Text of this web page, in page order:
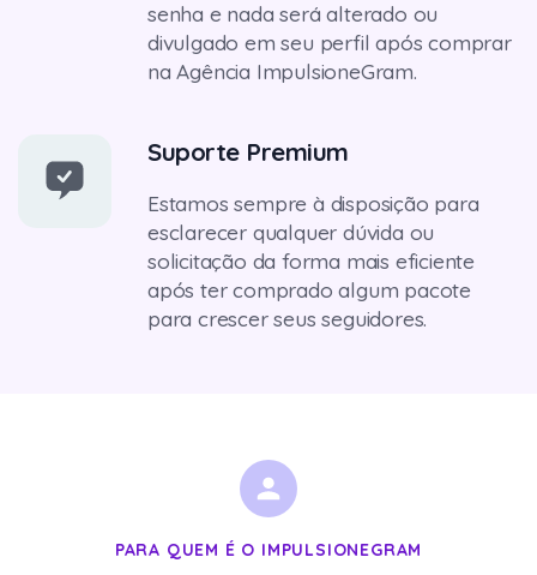
senha e nada será alterado ou
divulgado em seu perfil após comprar
na Agência ImpulsioneGram.
Suporte Premium
Estamos sempre à disposição para
esclarecer qualquer dúvida ou
solicitação da forma mais eficiente
após ter comprado algum pacote
para crescer seus seguidores.
PARA QUEM É O IMPULSIONEGRAM